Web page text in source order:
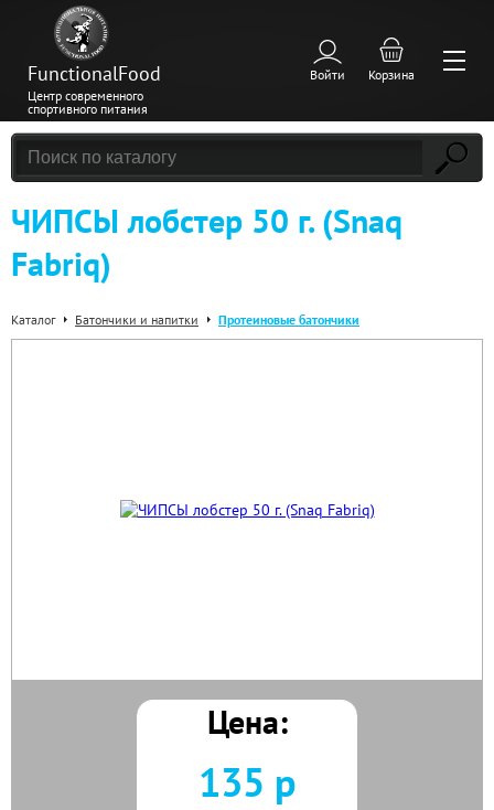
FunctionalFood
Центр современного
спортивного питания
Войти Корзина
ЧИПСЫ лобстер 50 г. (Snaq
Fabriq)
Каталог Батончики и напитки Протеиновые батончики
Цена:
135 р